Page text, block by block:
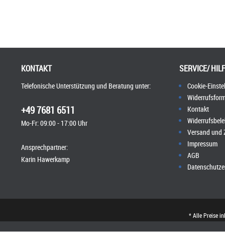
KONTAKT
Telefonische Unterstützung und Beratung unter:
+49 7681 6511
Mo-Fr: 09:00 - 17:00 Uhr
Ansprechpartner:
Karin Hawerkamp
SERVICE/
Cookie-
Kontakt
Versand und
Impressum
AGB
* Alle Preise